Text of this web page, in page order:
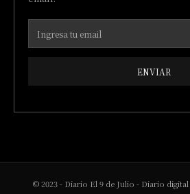
ENVIAR
© 2023 - Diario El 9 de Julio - Diario digital